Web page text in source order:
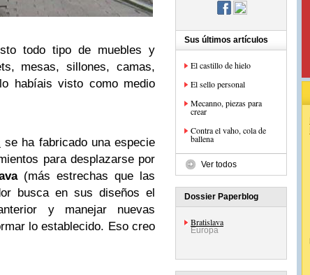
todo tipo de muebles y
mesas, sillones, camas,
habíais visto como medio
se ha fabricado una especie
para desplazarse por
(más estrechas que las
busca en sus diseños el
y manejar nuevas
lo establecido. Eso creo
Sus últimos artículos
El castillo de hielo
El sello personal
Mecanno, piezas para
crear
Contra el vaho, cola de
ballena
Ver todos
Dossier Paperblog
Bratislava
Europa